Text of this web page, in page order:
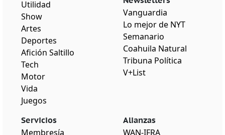
Utilidad
Show
Artes
Deportes
Afición Saltillo
Tech
Motor
Vida
Juegos
Vanguardia
Lo mejor de NYT
Semanario
Coahuila Natural
Tribuna Política
V+List
Servicios
Membresía
Alianzas
WAN-IFRA